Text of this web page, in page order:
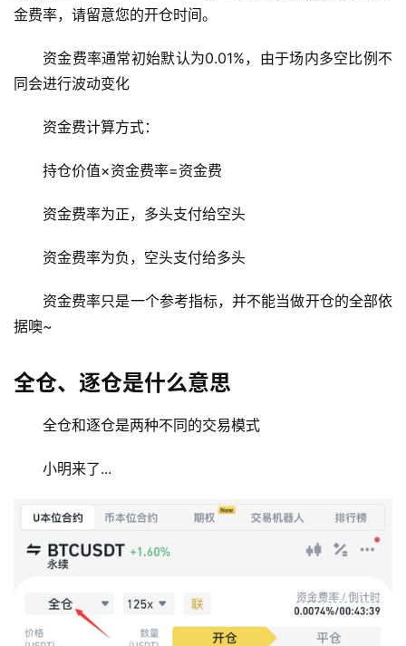
析
币
圈
金费率，请留意您的开仓时间。
资金费率通常初始默认为0.01%，由于场内多空比例不
同会进行波动变化
资金费计算方式：
持仓价值×资金费率=资金费
资金费率为正，多头支付给空头
资金费率为负，空头支付给多头
资金费率只是一个参考指标，并不能当做开仓的全部依
据噢~
全仓、逐仓是什么意思
全仓和逐仓是两种不同的交易模式
小明来了...